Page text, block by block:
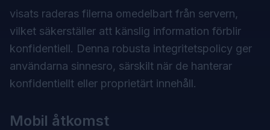
visats raderas filerna omedelbart från servern,
vilket säkerställer att känslig information förblir
konfidentiell. Denna robusta integritetspolicy ger
användarna sinnesro, särskilt när de hanterar
konfidentiellt eller proprietärt innehåll.
Mobil åtkomst